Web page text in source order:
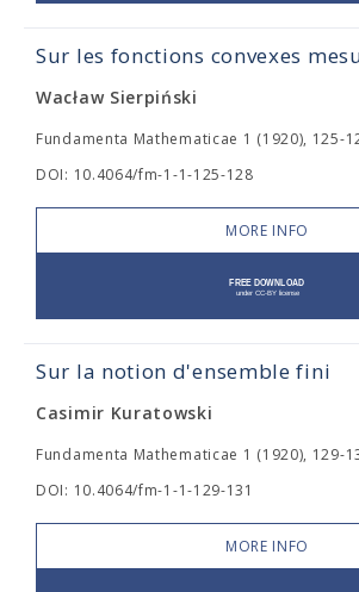
Sur les fonctions convexes
Wacław Sierpiński
Fundamenta Mathematicae 1 (1920), 125-
DOI: 10.4064/fm-1-1-125-128
MORE INFO
Sur la notion d'ensemble fini
Casimir Kuratowski
Fundamenta Mathematicae 1 (1920), 129-
DOI: 10.4064/fm-1-1-129-131
MORE INFO